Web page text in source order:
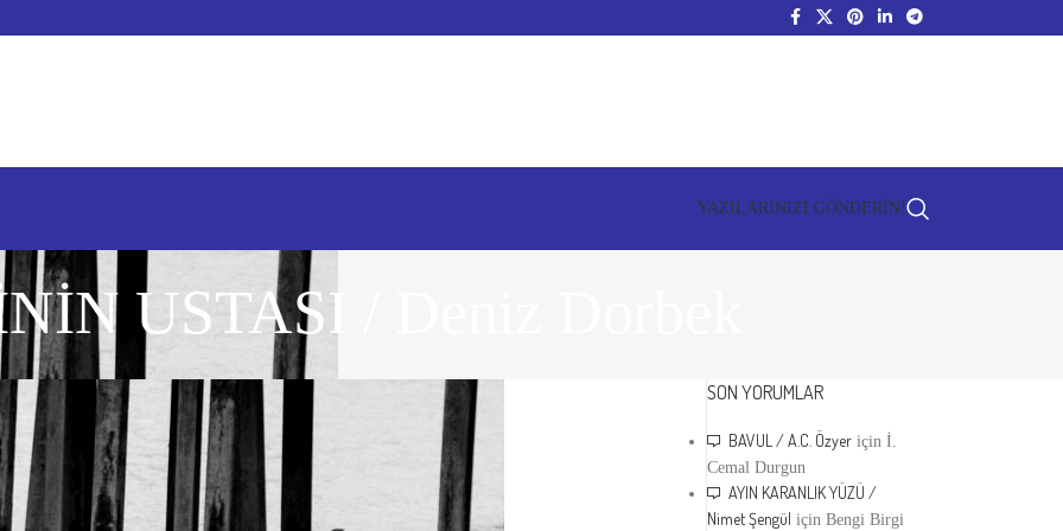
YAZILARINIZI GÖNDERİN!
USTASI / Deniz Dorbek
SON YORUMLAR
BAVUL / A.C. Özyer içinİ.
Cemal Durgun
AYIN KARANLIK YÜZÜ /
Nimet Şengül içinBengi Birgi